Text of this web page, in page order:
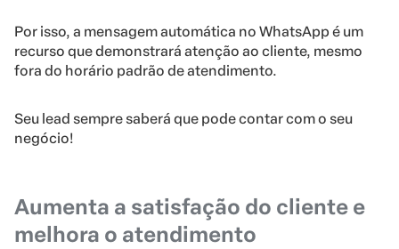
Por isso, a mensagem automática no WhatsApp é um
recurso que demonstrará atenção ao cliente, mesmo
fora do horário padrão de atendimento.
Seu lead sempre saberá que pode contar com o seu
negócio!
Aumenta a satisfação do cliente e
melhora o atendimento